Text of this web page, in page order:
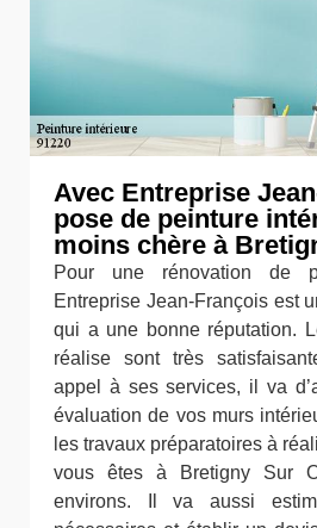
Avec Entreprise
pose de peinture
moins chère à
Pour une rénovation de
Entreprise Jean-François est
qui a une bonne réputation.
réalise sont très
appel à ses services, il va
évaluation de vos murs
les travaux préparatoires à
vous êtes à Bretigny Sur
environs. Il va aussi